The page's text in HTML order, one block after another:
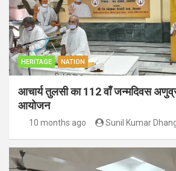
HERITAGE NATION
आचार्य तुलसी का 112 वाँ जन्मदिवस
आयोजन
10 months ago Sunil Kumar